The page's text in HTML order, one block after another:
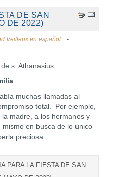
DE SAN
DE 2022)
Veilleux en español.
s. Athanasius
muchas llamadas al
total. Por ejemplo,
madre, a los hermanos y
en busca de lo único
preciosa.
PARA LA FIESTA DE SAN